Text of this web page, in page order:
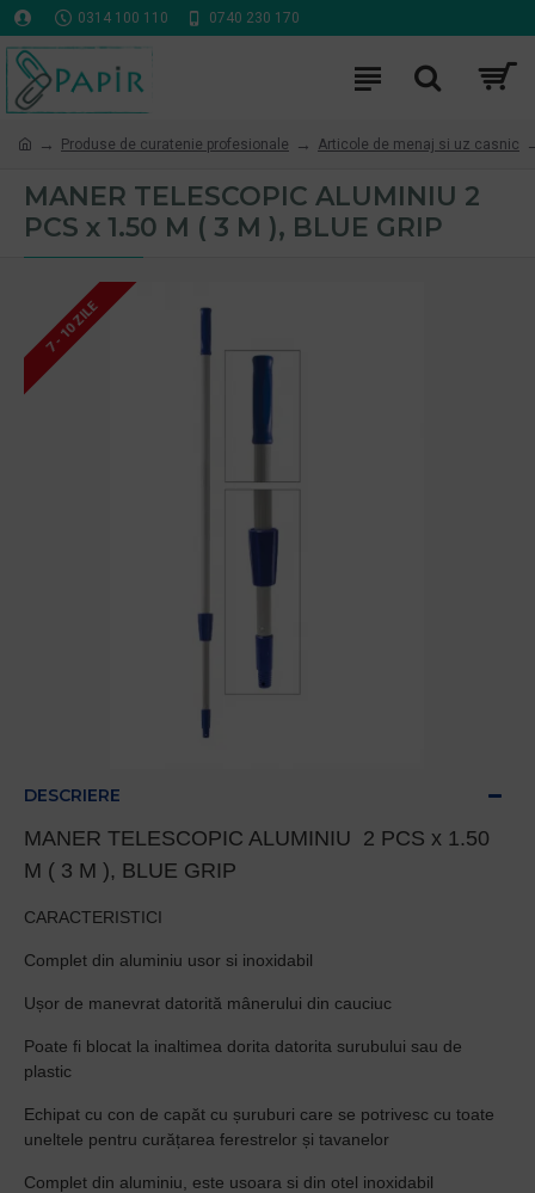
0314 100 110 0740 230 170
Produse de curatenie profesionale Articole de menaj si uz casnic
MANER TELESCOPIC ALUMINIU 2
PCS x 1.50 M ( 3 M ), BLUE GRIP
7 - 10 ZILE
DESCRIERE
MANER TELESCOPIC ALUMINIU 2 PCS x 1.50
M ( 3 M ), BLUE GRIP
CARACTERISTICI
Complet din aluminiu usor si inoxidabil
Ușor de manevrat datorită mânerului din cauciuc
Poate fi blocat la inaltimea dorita datorita surubului sau de
plastic
Echipat cu con de capăt cu șuruburi care se potrivesc cu toate
uneltele pentru curățarea ferestrelor și tavanelor
Complet din aluminiu, este usoara si din otel inoxidabil